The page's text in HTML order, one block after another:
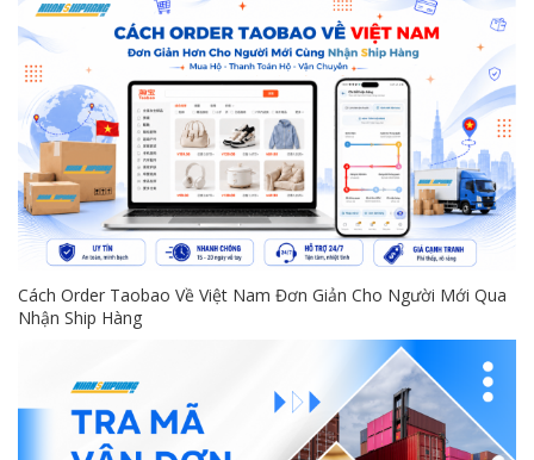
Cách Order Taobao Về Việt Nam Đơn Giản Cho Người Mới Qua
Nhận Ship Hàng